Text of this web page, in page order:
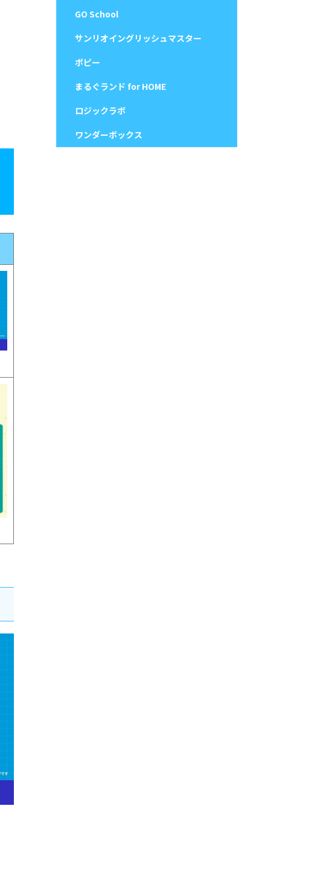
GO School
サンリオイングリッシュマスター
ポピー
まるぐランド for HOME
ロジックラボ
ワンダーボックス